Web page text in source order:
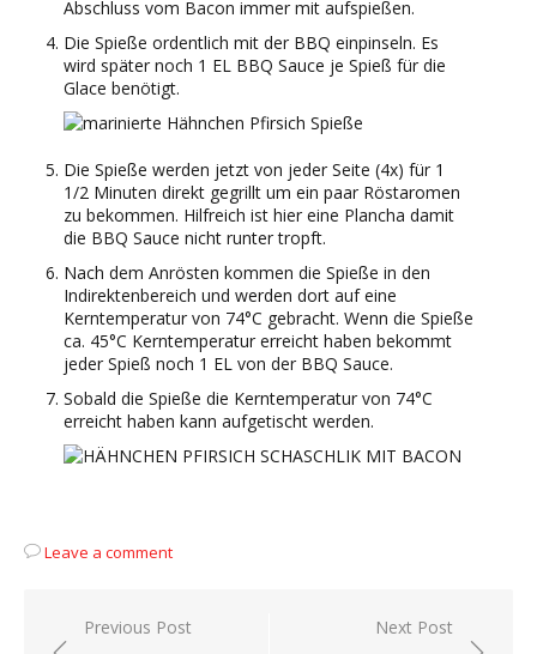
Abschluss vom Bacon immer mit aufspießen.
Die Spieße ordentlich mit der BBQ einpinseln. Es
wird später noch 1 EL BBQ Sauce je Spieß für die
Glace benötigt.
Die Spieße werden jetzt von jeder Seite (4x) für 1
1/2 Minuten direkt gegrillt um ein paar Röstaromen
zu bekommen. Hilfreich ist hier eine Plancha damit
die BBQ Sauce nicht runter tropft.
Nach dem Anrösten kommen die Spieße in den
Indirektenbereich und werden dort auf eine
Kerntemperatur von 74°C gebracht. Wenn die Spieße
ca. 45°C Kerntemperatur erreicht haben bekommt
jeder Spieß noch 1 EL von der BBQ Sauce.
Sobald die Spieße die Kerntemperatur von 74°C
erreicht haben kann aufgetischt werden.
Leave a comment
Beitragsnavigation
Previous Post Next Post